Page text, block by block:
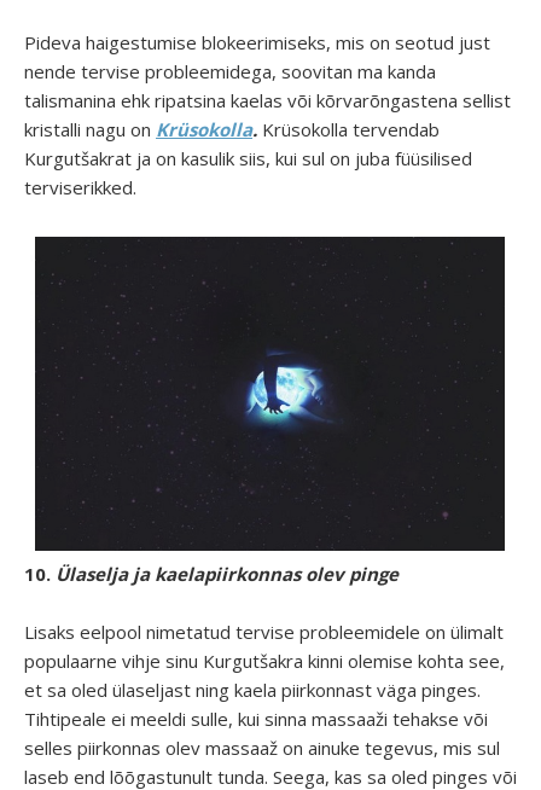
Pideva haigestumise blokeerimiseks, mis on seotud just
nende tervise probleemidega, soovitan ma kanda
talismanina ehk ripatsina kaelas või kõrvarõngastena sellist
kristalli nagu on Krüsokolla. Krüsokolla tervendab
Kurgutšakrat ja on kasulik siis, kui sul on juba füüsilised
terviserikked.
10. Ülaselja ja kaelapiirkonnas olev pinge
Lisaks eelpool nimetatud tervise probleemidele on ülimalt
populaarne vihje sinu Kurgutšakra kinni olemise kohta see,
et sa oled ülaseljast ning kaela piirkonnast väga pinges.
Tihtipeale ei meeldi sulle, kui sinna massaaži tehakse või
selles piirkonnas olev massaaž on ainuke tegevus, mis sul
laseb end lõõgastunult tunda. Seega, kas sa oled pinges või